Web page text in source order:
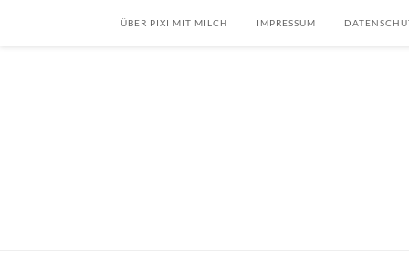
ÜBER PIXI MIT MILCH IMPRESSUM